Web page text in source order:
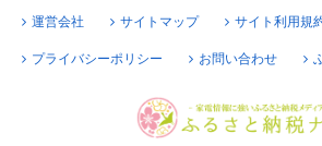
運営会社 サイトマップ サイト利用規
プライバシーポリシー お問い合わせ